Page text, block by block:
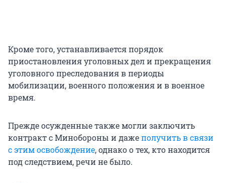
Кроме того, устанавливается порядок
приостановления уголовных дел и прекращения
уголовного преследования в периоды
мобилизации, военного положения и в военное
время.
Прежде осужденные также могли заключить
контракт с Минобороны и дажеполучить в связи
с этим освобождение, однако о тех, кто находится
под следствием, речи не было.